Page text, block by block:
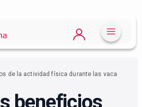
de la actividad física durante las vacaciones
beneficios